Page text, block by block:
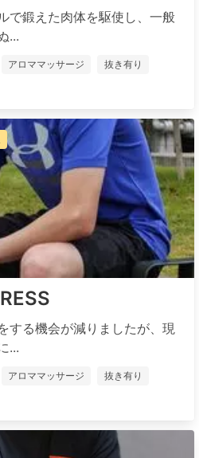
で鍛えた肉体を駆使し、一般
...
アロママッサージ 抜き有り
する機会が減りましたが、現
...
アロママッサージ 抜き有り